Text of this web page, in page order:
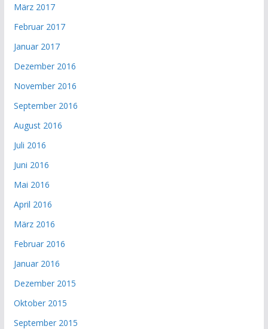
März 2017
Februar 2017
Januar 2017
Dezember 2016
November 2016
September 2016
August 2016
Juli 2016
Juni 2016
Mai 2016
April 2016
März 2016
Februar 2016
Januar 2016
Dezember 2015
Oktober 2015
September 2015